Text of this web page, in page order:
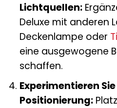
Lichtquellen:
Deluxe mit anderen
Deckenlampe oder
eine ausgewogene
schaffen.
Experimentieren
Positionierung: